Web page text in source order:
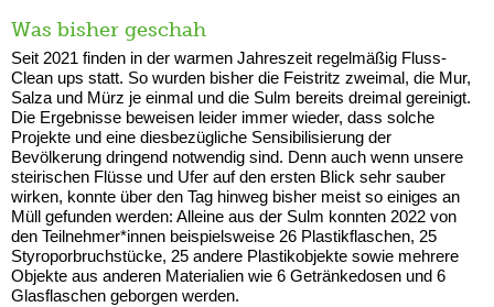
Was bisher geschah
Seit 2021 finden in der warmen Jahreszeit regelmäßig Fluss-
Clean ups statt. So wurden bisher die Feistritz zweimal, die Mur,
Salza und Mürz je einmal und die Sulm bereits dreimal gereinigt.
Die Ergebnisse beweisen leider immer wieder, dass solche
Projekte und eine diesbezügliche Sensibilisierung der
Bevölkerung dringend notwendig sind. Denn auch wenn unsere
steirischen Flüsse und Ufer auf den ersten Blick sehr sauber
wirken, konnte über den Tag hinweg bisher meist so einiges an
Müll gefunden werden: Alleine aus der Sulm konnten 2022 von
den Teilnehmer*innen beispielsweise 26 Plastikflaschen, 25
Styroporbruchstücke, 25 andere Plastikobjekte sowie mehrere
Objekte aus anderen Materialien wie 6 Getränkedosen und 6
Glasflaschen geborgen werden.